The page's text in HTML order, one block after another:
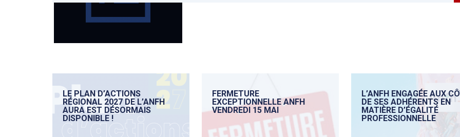
LE PLAN D’ACTIONS
RÉGIONAL 2027 DE L’ANFH
AURA EST DÉSORMAIS
DISPONIBLE !
FERMETURE
EXCEPTIONNELLE ANFH
VENDREDI 15 MAI
L’ANFH ENGAGÉE AUX
DE SES ADHÉRENTS EN
MATIÈRE D’ÉGALITÉ
PROFESSIONNELLE